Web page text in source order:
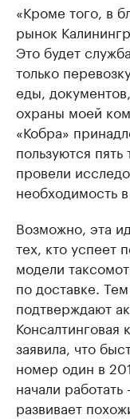
«Кроме того, в
рынок
Это будет
только
еды,
охраны моей
«Кобра»
пользуются
провели
необходимость
Возможно, эта
тех, кто успеет
модели
по доставке.
подтверждают
заявила, что
номер один в
начали
развивает